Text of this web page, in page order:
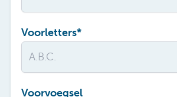
Voorletters*
Voorvoegsel